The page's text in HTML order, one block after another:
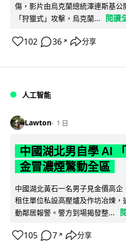
傷，影片由烏克蘭總統澤連斯基
「狩獵式」攻擊，烏克蘭...
閱讀
102 36 ↗ 分享
人工智能
Lawton 1 日
中國湖北男自學 AI
金冒濃煙驚動全區
中國湖北黃石一名男子見金價高
租住單位私設高壓爐及作坊冶煉
動鄰居報警。警方到場揭發整...
105 7 ↗ 分享